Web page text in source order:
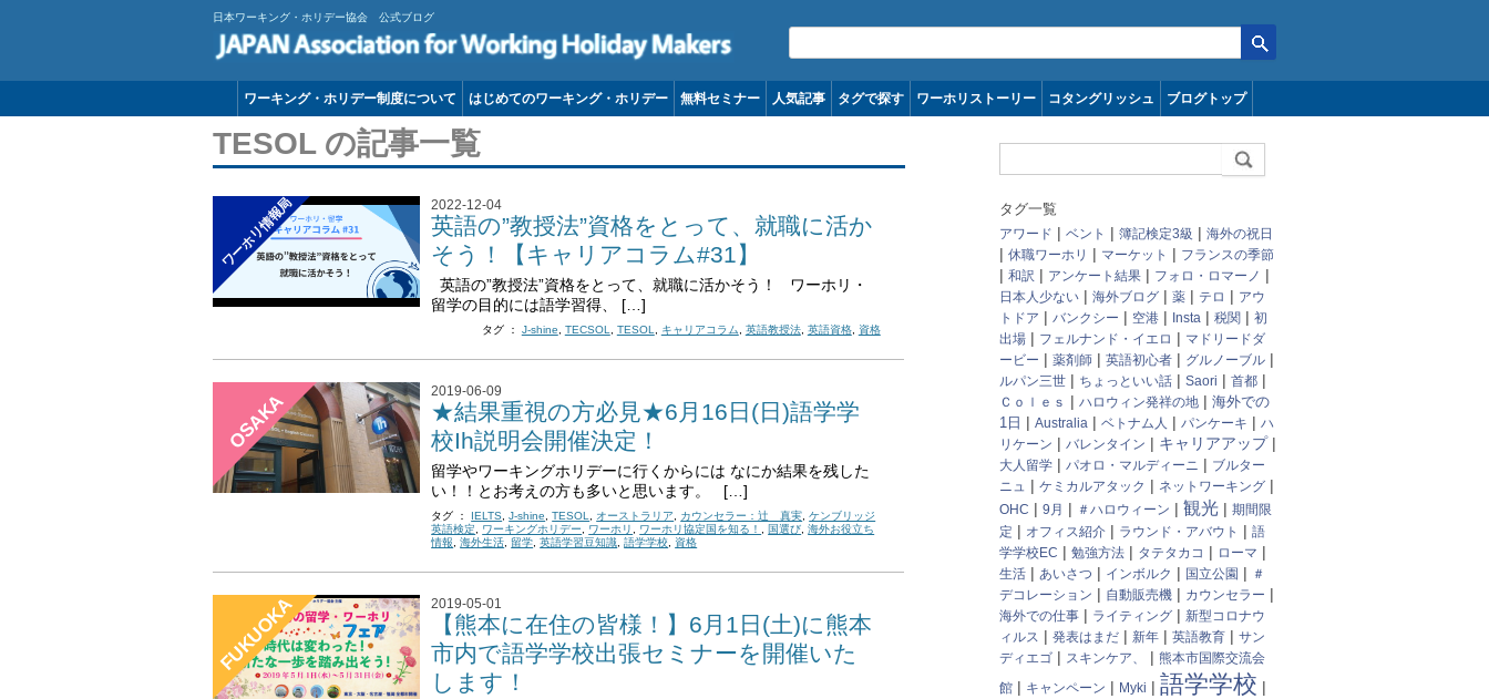
日本ワーキング・ホリデー協会 公式ブログ
コンテンツへ移動
ワーキング・ホリデー制度について はじめてのワーキング・ホリデー 無料セミナー 人気記事 タグで探す ワーホリストーリー コタングリッシュ ブログトップ
TESOL の記事一覧
ワーホリ情報局 2022-12-04
英語の”教授法”資格をとって、就職に活か
そう！【キャリアコラム#31】
英語の”教授法”資格をとって、就職に活かそう！ ワーホリ・
留学の目的には語学習得、 […]
タグ ： J-shine, TECSOL, TESOL, キャリアコラム, 英語教授法, 英語資格, 資格
OSAKA 2019-06-09
★結果重視の方必見★6月16日(日)語学学
校Ih説明会開催決定！
留学やワーキングホリデーに行くからには なにか結果を残した
い！！とお考えの方も多いと思います。 […]
タグ ： IELTS,J-shine,TESOL, オーストラリア, カウンセラー：辻 真実,ケンブリッジ
英語検定, ワーキングホリデー, ワーホリ , ワーホリ協定国を知る！ , 国選び,海外お役立ち
情報,海外生活,留学,英語学習豆知識,語学学校, 資格
FUKUOKA 2019-05-01
【熊本に在住の皆様！】6月1日(土)に熊本
市内で語学学校出張セミナーを開催いた
します！
タグ一覧
アワード | ベント | 簿記検定3級 | 海外の祝日
| 休職ワーホリ | マーケット | フランスの季節
| 和訳 | アンケート結果 | フォロ・ロマーノ |
日本人少ない | 海外ブログ | 薬 | テロ | アウ
トドア | バンクシー | 空港 | Insta | 税関 | 初
出場 | フェルナンド・イエロ | マドリードダ
ービー | 薬剤師 | 英語初心者 | グルノーブル |
ルパン三世 | ちょっといい話 | Saori | 首都 |
Ｃｏｌｅｓ | ハロウィン発祥の地 | 海外での
1日 | Australia | ベトナム人 | パンケーキ | ハ
リケーン | バレンタイン | キャリアアップ|
大人留学 | パオロ・マルディーニ | ブルター
ニュ | ケミカルアタック | ネットワーキング |
OHC | 9月 | ＃ハロウィーン | 観光 | 期間限
定 | オフィス紹介 | ラウンド・アバウト | 語
学学校EC | 勉強方法 | タテタカコ | ローマ |
生活 | あいさつ | インボルク | 国立公園 | ＃
デコレーション | 自動販売機 | カウンセラー |
海外での仕事 | ライティング | 新型コロナウ
ィルス | 発表はまだ | 新年 | 英語教育 | サン
ディエゴ | スキンケア、 | 熊本市国際交流会
館 | キャンペーン | Myki | 語学学校 |